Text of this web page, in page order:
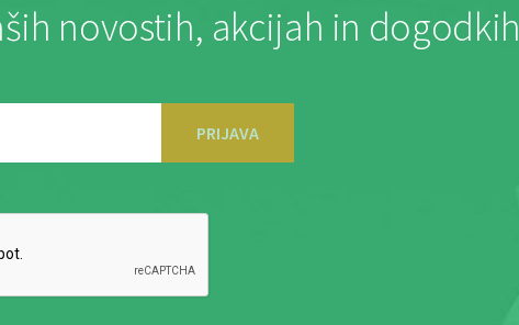
novostih, akcijah in dogodkih
PRIJAVA